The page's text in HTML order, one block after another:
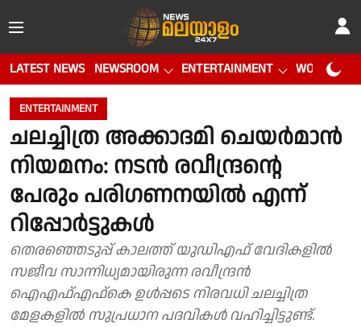
LATEST NEWS NEWSROOM ENTERTAINMENT WORLD CUP
ENTERTAINMENT
ചലച്ചിത്ര അക്കാദമി ചെയര്‍മാന്‍
നിയമനം: നടന്‍ രവീന്ദ്രന്റെ
പേരും പരിഗണനയില്‍ എന്ന്
റിപ്പോര്‍ട്ടുകള്‍
തെരഞ്ഞെടുപ്പ് കാലത്ത് യുഡിഎഫ് വേദികളില്‍
സജീവ സാന്നിധ്യമായിരുന്ന രവീന്ദ്രന്‍
ഐഎഫ്എഫ്‌കെ ഉള്‍പ്പടെ നിരവധി ചലച്ചിത്ര
മേളകളില്‍ സുപ്രധാന പദവികള്‍ വഹിച്ചിട്ടുണ്ട്.